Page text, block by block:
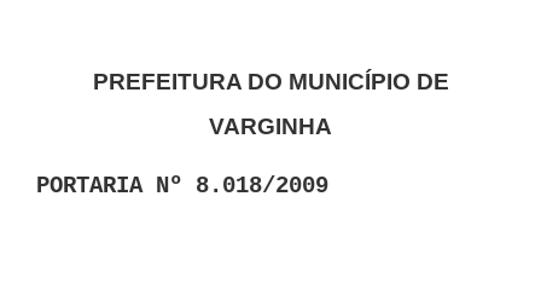
PREFEITURA DO MUNICÍPIO DE
VARGINHA
PORTARIA Nº 8.018/2009